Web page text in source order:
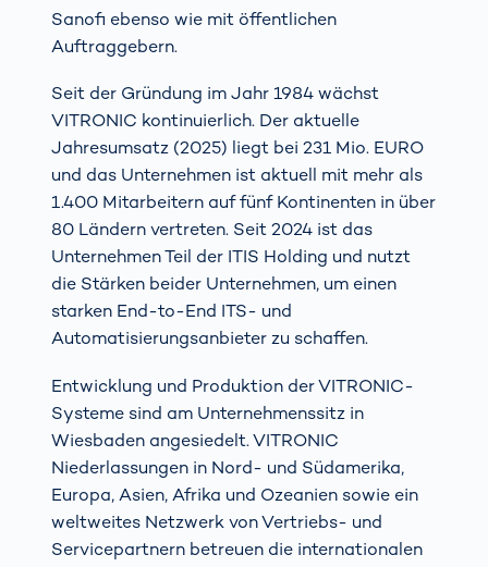
Sanofi ebenso wie mit öffentlichen
Auftraggebern.
Seit der Gründung im Jahr 1984 wächst
VITRONIC kontinuierlich. Der aktuelle
Jahresumsatz (2025) liegt bei 231 Mio. EURO
und das Unternehmen ist aktuell mit mehr als
1.400 Mitarbeitern auf fünf Kontinenten in über
80 Ländern vertreten. Seit 2024 ist das
Unternehmen Teil der ITIS Holding und nutzt
die Stärken beider Unternehmen, um einen
starken End-to-End ITS- und
Automatisierungsanbieter zu schaffen.
Entwicklung und Produktion der VITRONIC-
Systeme sind am Unternehmenssitz in
Wiesbaden angesiedelt. VITRONIC
Niederlassungen in Nord- und Südamerika,
Europa, Asien, Afrika und Ozeanien sowie ein
weltweites Netzwerk von Vertriebs- und
Servicepartnern betreuen die internationalen